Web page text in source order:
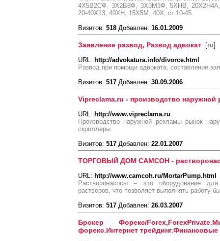
4Х5В2СФ, 3Х2В8Ф, 3Х3М3Ф, 5ХНВ,
20-40Х13, 40ХН, 15Х5М, 40Х, ст.10-45.
Визитов: 518 Добавлен: 16.01.2009
Заявление развод, Развод адвокат [ru]
URL: http://advokatura.info/divorce.html
Развод при помощи адвоката, составление
Визитов: 517 Добавлен: 30.09.2006
Vipreclama.ru - производство наружной
URL: http://www.vipreclama.ru
Производство наружной рекламы рынок
скроллеры
Визитов: 517 Добавлен: 22.01.2007
ТОРГОВЫЙ ДОМ CAMCOH -
URL: http://www.camcoh.ru/MortarPump.html
Растворонасосы – это оборудование
растворов, что позволяет выполнять работу
Визитов: 517 Добавлен: 26.03.2007
Брокер Форекс/
форекс.Интернет трейдинг.Финансовые